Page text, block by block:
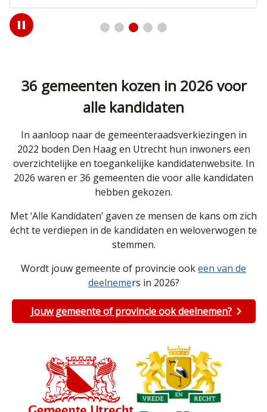
Play
/
36 gemeenten kozen in 2026 voor
alle kandidaten
In aanloop naar de gemeenteraadsverkiezingen in
2022 boden Den Haag en Utrecht hun inwoners een
overzichtelijke en toegankelijke kandidatenwebsite. In
2026 waren er 36 gemeenten die voor alle kandidaten
hebben gekozen.
Met ‘Alle Kandidaten’ gaven ze mensen de kans om zich
écht te verdiepen in de kandidaten en weloverwogen te
stemmen.
Wordt jouw gemeente of provincie ookeen van de
deelnemers in 2026?
Jouw gemeente of provincie ook deelnemen?